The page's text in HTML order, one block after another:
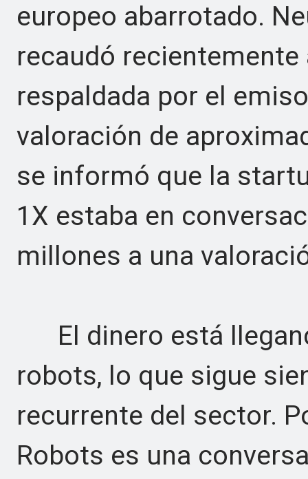
europeo abarrotado.
recaudó
respaldada por el
valoración de
se informó que la
1X estaba en
millones a una
El dinero está
robots, lo que sigue
recurrente del sector.
Robots es una